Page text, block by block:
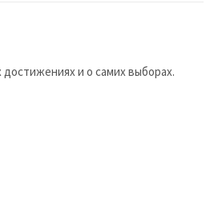
и о самих выборах.